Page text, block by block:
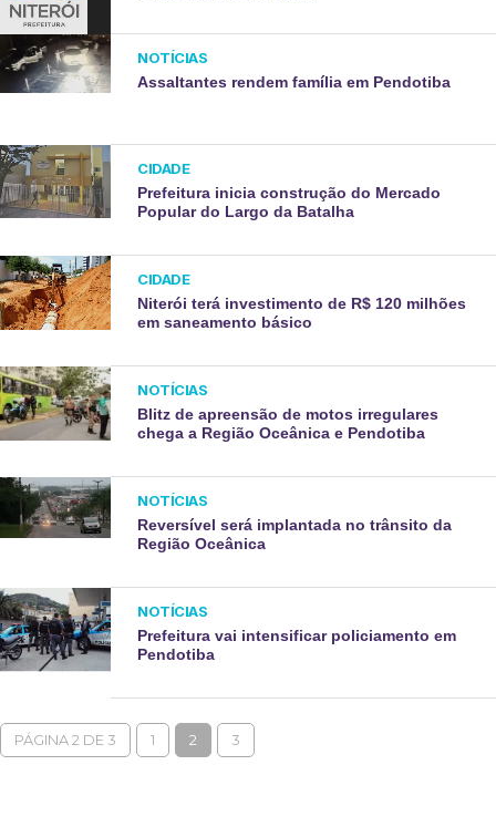
NOTÍCIAS
Assaltantes rendem família em Pendotiba
CIDADE
Prefeitura inicia construção do Mercado
Popular do Largo da Batalha
CIDADE
Niterói terá investimento de R$ 120 milhões
em saneamento básico
NOTÍCIAS
Blitz de apreensão de motos irregulares
chega a Região Oceânica e Pendotiba
NOTÍCIAS
Reversível será implantada no trânsito da
Região Oceânica
NOTÍCIAS
Prefeitura vai intensificar policiamento em
Pendotiba
PÁGINA 2 DE 3 1 2 3